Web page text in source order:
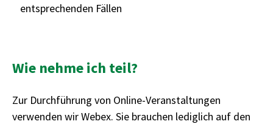
entsprechenden Fällen
Wie nehme ich teil?
Zur Durchführung von Online-Veranstaltungen
verwenden wir Webex. Sie brauchen lediglich auf den